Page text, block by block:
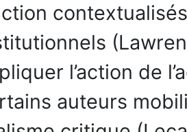
l’action de
auteurs